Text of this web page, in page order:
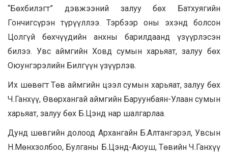
“Бөхбилэгт” дэвжээний залуу бөх Батхуягийн
Гончигсүрэн түрүүллээ. Тэрбээр оны эхэнд болсон
Цолгүй бөхчүүдийн анхны барилдаанд үзүүрлэсэн
билээ. Увс аймгийн Ховд сумын харьяат, залуу бөх
Оюунгэрэлийн Билгүүн үзүүрлэв.
Их шөвөгт Төв аймгийн цээл сумын харьяат, залуу бөх
Ч.Ганхүү, Өвөрхангай аймгийн Баруунбаян-Улаан сумын
харьяат, залуу бөх Б.Цэнд нар шалгарлаа.
Дунд шөвгийн долоод Архангайн Б.Алтангэрэл, Увсын
Н.Мөнхзолбоо, Булганы Б.Цэнд-Аюуш, Төвийн Ч.Ганхүү